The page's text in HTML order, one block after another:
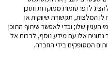
לו פרסומות ממוקדות ותוכן
המלצות, תקשורת שיווקית או
העניין שלו; וכדי לאפשר שיתוף התוכן
נתונים אלו עם מידע נוסף, לרבות אל
המסופקים בידי החברה.